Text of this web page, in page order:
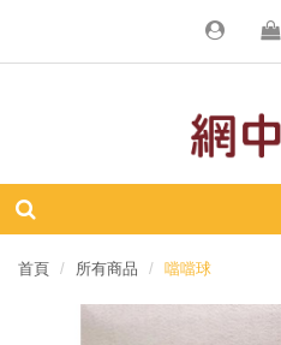
首頁 所有商品 噹噹球